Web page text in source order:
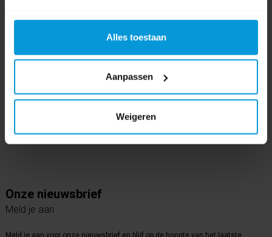
Alles toestaan
Aanpassen
Weigeren
Instagram
Youtube
Linkedin
Onze nieuwsbrief
Meld je aan
Meld je aan voor onze nieuwsbrief en blijf op de hoogte van het laatste